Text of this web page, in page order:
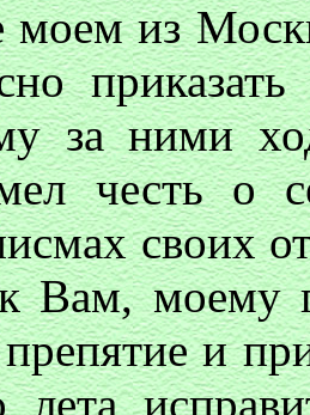
моем из
за ними
честь о
своих
Вам, моему
и
лета